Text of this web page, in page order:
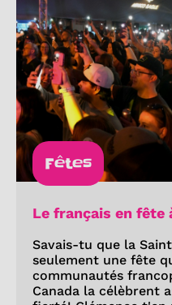
Fêtes
Le français en fête
Savais-tu que la
seulement une fête
communautés
Canada la célèbrent